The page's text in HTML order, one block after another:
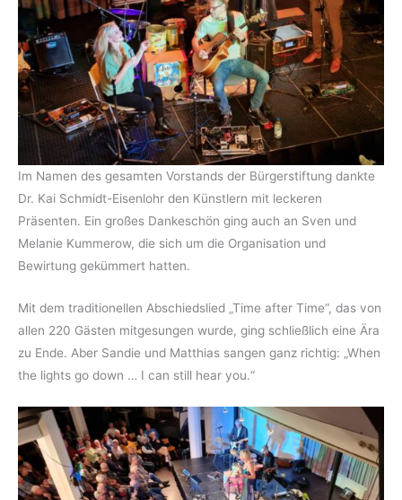
Im Namen des gesamten Vorstands der Bürgerstiftung dankte
Dr. Kai Schmidt-Eisenlohr den Künstlern mit leckeren
Präsenten. Ein großes Dankeschön ging auch an Sven und
Melanie Kummerow, die sich um die Organisation und
Bewirtung gekümmert hatten.
Mit dem traditionellen Abschiedslied „Time after Time“, das von
allen 220 Gästen mitgesungen wurde, ging schließlich eine Ära
zu Ende. Aber Sandie und Matthias sangen ganz richtig: „When
the lights go down … I can still hear you.“